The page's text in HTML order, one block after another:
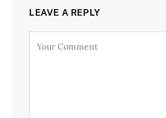
LEAVE A REPLY